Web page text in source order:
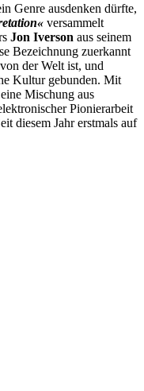
Genre ausdenken dürfte,
versammelt
Jon Iverson aus seinem
Bezeichnung zuerkannt
der Welt ist, und
Kultur gebunden. Mit
Mischung aus
Pionierarbeit
diesem Jahr erstmals auf